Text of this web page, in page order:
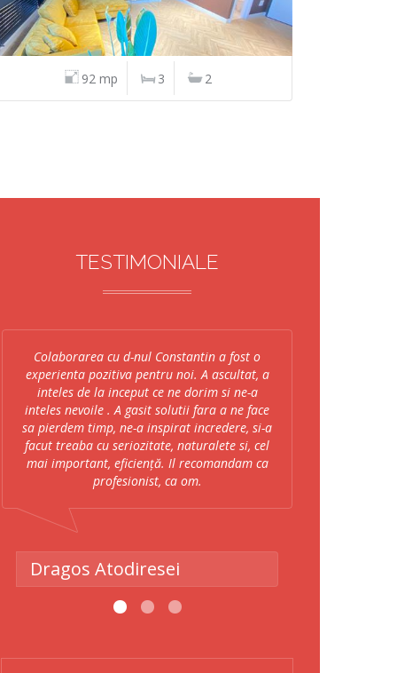
92 mp 3 2
TESTIMONIALE
Colaborarea cu d-nul Constantin a fost o
experienta pozitiva pentru noi. A ascultat, a
inteles de la inceput ce ne dorim si ne-a
inteles nevoile . A gasit solutii fara a ne face
sa pierdem timp, ne-a inspirat incredere, si-a
facut treaba cu seriozitate, naturalete si, cel
mai important, eficiență. Il recomandam ca
profesionist, ca om.
Dragos Atodiresei